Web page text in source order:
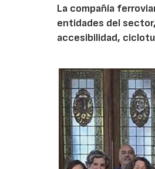
La compañía
entidades del
accesibilidad,